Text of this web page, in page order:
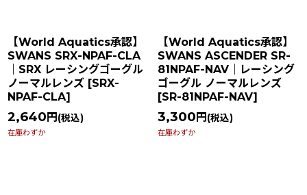
【World Aquatics承認】
SWANS SRX-NPAF-CLA
｜SRX レーシングゴーグル
ノーマルレンズ [SRX-
NPAF-CLA]
2,640 円 (税込)
在庫わずか
【World Aquatics承認】
SWANS ASCENDER SR-
81NPAF-NAV｜レーシング
ゴーグル ノーマルレンズ
[SR-81NPAF-NAV]
3,300 円 (税込)
在庫わずか